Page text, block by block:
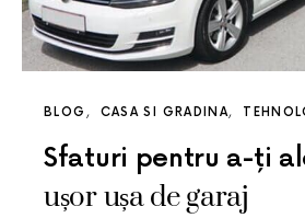
BLOG CASA SI GRADINA
Sfaturi pentru a-ți
ușor ușa de garaj